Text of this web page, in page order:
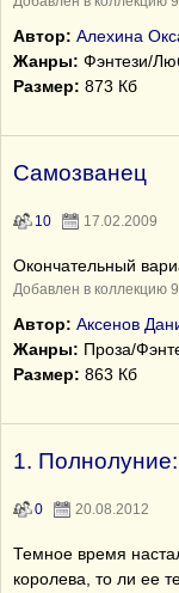
Автор: Алехина
Жанры: Фэнтези/
Размер: 873 Кб
Самозванец
10 17.02.2009
Окончательный
Добавлен в коллекцию
Автор: Аксенов
Жанры: Проза/
Размер: 863 Кб
1. Полнолуние:
0 20.08.2012
Темное время
королева, то ли ее